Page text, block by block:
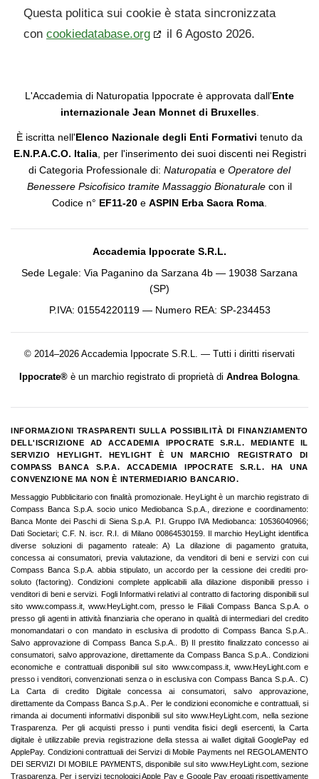
Questa politica sui cookie è stata sincronizzata
con cookiedatabase.org il 6 Agosto 2026.
L'Accademia di Naturopatia Ippocrate è approvata dall'Ente
internazionale Jean Monnet di Bruxelles.
È iscritta nell'Elenco Nazionale degli Enti Formativi tenuto da
E.N.P.A.C.O. Italia, per l'inserimento dei suoi discenti nei Registri
di Categoria Professionale di: Naturopatia e Operatore del
Benessere Psicofisico tramite Massaggio Bionaturale con il
Codice n° EF11-20 e ASPIN Erba Sacra Roma
Accademia Ippocrate S.R.L.
Sede Legale: Via Paganino da Sarzana 4b — 19038 Sarzana
(SP)
P.IVA: 01554220119 — Numero REA: SP-234453
© 2014–2026 Accademia Ippocrate S.R.L. — Tutti i diritti riservati
Ippocrate®è un marchio registrato di proprietà di Andrea Bologna.
INFORMAZIONI TRASPARENTI SULLA POSSIBILITÀ DI FINANZIAMENTO
DELL'ISCRIZIONE AD ACCADEMIA IPPOCRATE S.R.L. MEDIANTE IL
SERVIZIO HEYLIGHT. HEYLIGHT È UN MARCHIO REGISTRATO DI
COMPASS BANCA S.P.A. ACCADEMIA IPPOCRATE S.R.L. HA UNA
CONVENZIONE MA NON È INTERMEDIARIO BANCARIO.
Messaggio Pubblicitario con finalità promozionale. HeyLight è un marchio registrato di
Compass Banca S.p.A. socio unico Mediobanca S.p.A., direzione e coordinamento:
Banca Monte dei Paschi di Siena S.p.A. P.I. Gruppo IVA Mediobanca: 10536040966;
Dati Societari; C.F. N. iscr. R.I. di Milano 00864530159. Il marchio HeyLight identifica
diverse soluzioni di pagamento rateale: A) La dilazione di pagamento gratuita,
concessa ai consumatori, previa valutazione, da venditori di beni e servizi con cui
Compass Banca S.p.A. abbia stipulato, un accordo per la cessione dei crediti pro-
soluto (factoring). Condizioni complete applicabili alla dilazione disponibili presso i
venditori di beni e servizi. Fogli Informativi relativi al contratto di factoring disponibili sul
sito www.compass.it, www.HeyLight.com, presso le Filiali Compass Banca S.p.A. o
presso gli agenti in attività finanziaria che operano in qualità di intermediari del credito
monomandatari o con mandato in esclusiva di prodotto di Compass Banca S.p.A..
Salvo approvazione di Compass Banca S.p.A.. B) Il prestito finalizzato concesso ai
consumatori, salvo approvazione, direttamente da Compass Banca S.p.A.. Condizioni
economiche e contrattuali disponibili sul sito www.compass.it, www.HeyLight.com e
presso i venditori, convenzionati senza o in esclusiva con Compass Banca S.p.A.. C)
La Carta di credito Digitale concessa ai consumatori, salvo approvazione,
direttamente da Compass Banca S.p.A.. Per le condizioni economiche e contrattuali, si
rimanda ai documenti informativi disponibili sul sito www.HeyLight.com, nella sezione
Trasparenza. Per gli acquisti presso i punti vendita fisici degli esercenti, la Carta
digitale è utilizzabile previa registrazione della stessa ai wallet digitali GooglePay ed
ApplePay. Condizioni contrattuali dei Servizi di Mobile Payments nel REGOLAMENTO
DEI SERVIZI DI MOBILE PAYMENTS, disponibile sul sito www.HeyLight.com, sezione
Trasparenza. Per i servizi tecnologici Apple Pay e Google Pay erogati rispettivamente